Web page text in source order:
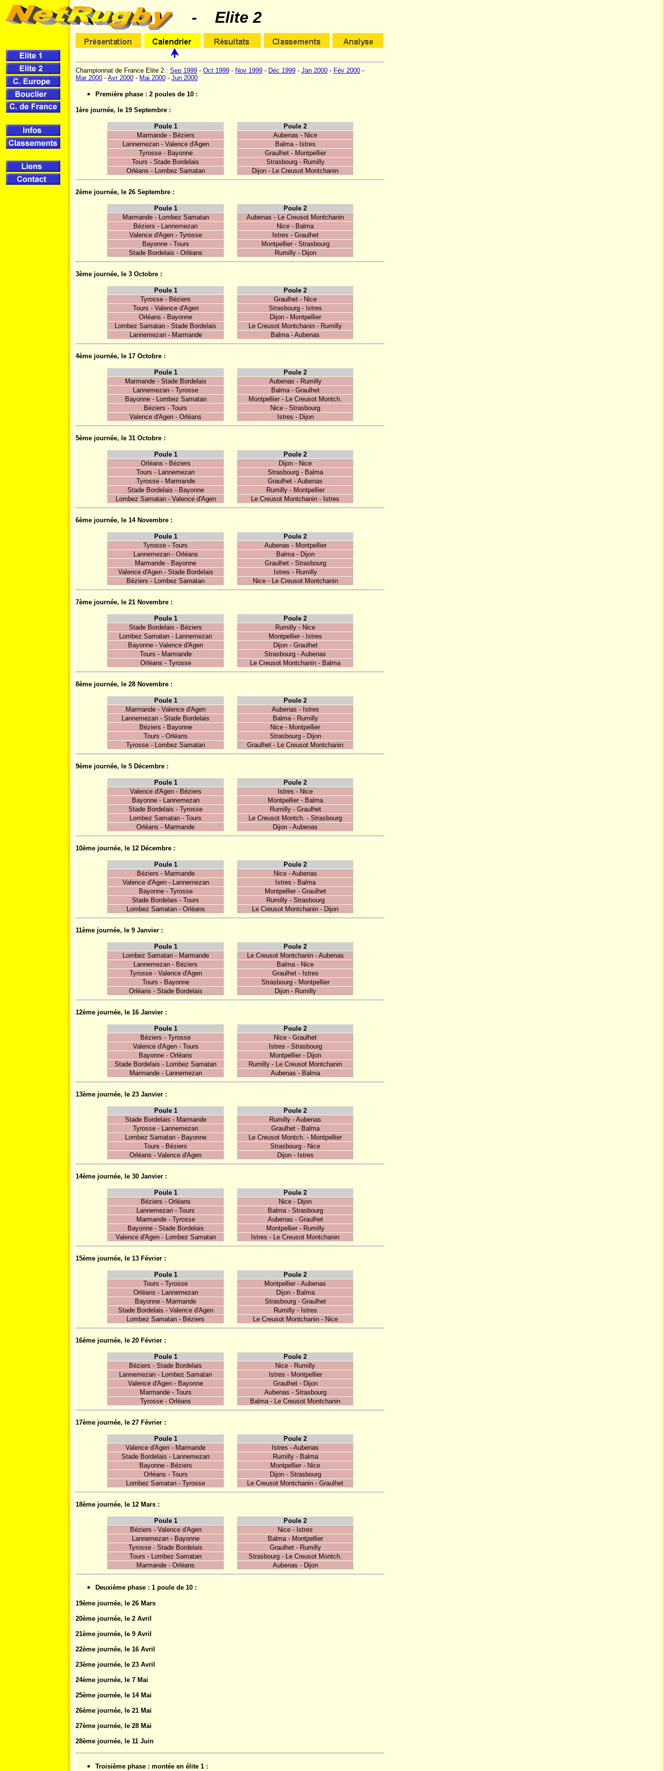
- Elite 2
Championnat de France Elite 2 : Sep 1999 - Oct 1999 - Nov 1999 - Déc 1999 - Jan 2000 - Fév 2000 -
Mar 2000 - Avr 2000 - Mai 2000 - Jun 2000
Première phase : 2 poules de 10 :
1ère journée, le 19 Septembre :
Poule 1
Poule 2
Marmande - Béziers
Aubenas - Nice
Lannemezan - Valence d'Agen
Balma - Istres
Tyrosse - Bayonne
Graulhet - Montpellier
Tours - Stade Bordelais
Strasbourg - Rumilly
Orléans - Lombez Samatan
Dijon - Le Creusot Montchanin
2ème journée, le 26 Septembre :
Poule 1
Poule 2
Marmande - Lombez Samatan
Aubenas - Le Creusot Montchanin
Béziers - Lannemezan
Nice - Balma
Valence d'Agen - Tyrosse
Istres - Graulhet
Bayonne - Tours
Montpellier - Strasbourg
Stade Bordelais - Orléans
Rumilly - Dijon
3ème journée, le 3 Octobre :
Poule 1
Poule 2
Tyrosse - Béziers
Graulhet - Nice
Tours - Valence d'Agen
Strasbourg - Istres
Orléans - Bayonne
Dijon - Montpellier
Lombez Samatan - Stade Bordelais
Le Creusot Montchanin - Rumilly
Lannemezan - Marmande
Balma - Aubenas
4ème journée, le 17 Octobre :
Poule 1
Poule 2
Marmande - Stade Bordelais
Aubenas - Rumilly
Lannemezan - Tyrosse
Balma - Graulhet
Bayonne - Lombez Samatan
Montpellier - Le Creusot Montch.
Béziers - Tours
Nice - Strasbourg
Valence d'Agen - Orléans
Istres - Dijon
5ème journée, le 31 Octobre :
Poule 1
Poule 2
Orléans - Béziers
Dijon - Nice
Tours - Lannemezan
Strasbourg - Balma
Tyrosse - Marmande
Graulhet - Aubenas
Stade Bordelais - Bayonne
Rumilly - Montpellier
Lombez Samatan - Valence d'Agen
Le Creusot Montchanin - Istres
6ème journée, le 14 Novembre :
Poule 1
Poule 2
Tyrosse - Tours
Aubenas - Montpellier
Lannemezan - Orléans
Balma - Dijon
Marmande - Bayonne
Graulhet - Strasbourg
Valence d'Agen - Stade Bordelais
Istres - Rumilly
Béziers - Lombez Samatan
Nice - Le Creusot Montchanin
7ème journée, le 21 Novembre :
Poule 1
Poule 2
Stade Bordelais - Béziers
Rumilly - Nice
Lombez Samatan - Lannemezan
Montpellier - Istres
Bayonne - Valence d'Agen
Dijon - Graulhet
Tours - Marmande
Strasbourg - Aubenas
Orléans - Tyrosse
Le Creusot Montchanin - Balma
8ème journée, le 28 Novembre :
Poule 1
Poule 2
Marmande - Valence d'Agen
Aubenas - Istres
Lannemezan - Stade Bordelais
Balma - Rumilly
Béziers - Bayonne
Nice - Montpellier
Tours - Orléans
Strasbourg - Dijon
Tyrosse - Lombez Samatan
Graulhet - Le Creusot Montchanin
9ème journée, le 5 Décembre :
Poule 1
Poule 2
Valence d'Agen - Béziers
Istres - Nice
Bayonne - Lannemezan
Montpellier - Balma
Stade Bordelais - Tyrosse
Rumilly - Graulhet
Lombez Samatan - Tours
Le Creusot Montch. - Strasbourg
Orléans - Marmande
Dijon - Aubenas
10ème journée, le 12 Décembre :
Poule 1
Poule 2
Béziers - Marmande
Nice - Aubenas
Valence d'Agen - Lannemezan
Istres - Balma
Bayonne - Tyrosse
Montpellier - Graulhet
Stade Bordelais - Tours
Rumilly - Strasbourg
Lombez Samatan - Orléans
Le Creusot Montchanin - Dijon
11ème journée, le 9 Janvier :
Poule 1
Poule 2
Lombez Samatan - Marmande
Le Creusot Montchanin - Aubenas
Lannemezan - Béziers
Balma - Nice
Tyrosse - Valence d'Agen
Graulhet - Istres
Tours - Bayonne
Strasbourg - Montpellier
Orléans - Stade Bordelais
Dijon - Rumilly
12ème journée, le 16 Janvier :
Poule 1
Poule 2
Béziers - Tyrosse
Nice - Graulhet
Valence d'Agen - Tours
Istres - Strasbourg
Bayonne - Orléans
Montpellier - Dijon
Stade Bordelais - Lombez Samatan
Rumilly - Le Creusot Montchanin
Marmande - Lannemezan
Aubenas - Balma
13ème journée, le 23 Janvier :
Poule 1
Poule 2
Stade Bordelais - Marmande
Rumilly - Aubenas
Tyrosse - Lannemezan
Graulhet - Balma
Lombez Samatan - Bayonne
Le Creusot Montch. - Montpellier
Tours - Béziers
Strasbourg - Nice
Orléans - Valence d'Agen
Dijon - Istres
14ème journée, le 30 Janvier :
Poule 1
Poule 2
Béziers - Orléans
Nice - Dijon
Lannemezan - Tours
Balma - Strasbourg
Marmande - Tyrosse
Aubenas - Graulhet
Bayonne - Stade Bordelais
Montpellier - Rumilly
Valence d'Agen - Lombez Samatan
Istres - Le Creusot Montchanin
15ème journée, le 13 Février :
Poule 1
Poule 2
Tours - Tyrosse
Montpellier - Aubenas
Orléans - Lannemezan
Dijon - Balma
Bayonne - Marmande
Strasbourg - Graulhet
Stade Bordelais - Valence d'Agen
Rumilly - Istres
Lombez Samatan - Béziers
Le Creusot Montchanin - Nice
16ème journée, le 20 Février :
Poule 1
Poule 2
Béziers - Stade Bordelais
Nice - Rumilly
Lannemezan - Lombez Samatan
Istres - Montpellier
Valence d'Agen - Bayonne
Graulhet - Dijon
Marmande - Tours
Aubenas - Strasbourg
Tyrosse - Orléans
Balma - Le Creusot Montchanin
17ème journée, le 27 Février :
Poule 1
Poule 2
Valence d'Agen - Marmande
Istres - Aubenas
Stade Bordelais - Lannemezan
Rumilly - Balma
Bayonne - Béziers
Montpellier - Nice
Orléans - Tours
Dijon - Strasbourg
Lombez Samatan - Tyrosse
Le Creusot Montchanin - Graulhet
18ème journée, le 12 Mars :
Poule 1
Poule 2
Béziers - Valence d'Agen
Nice - Istres
Lannemezan - Bayonne
Balma - Montpellier
Tyrosse - Stade Bordelais
Graulhet - Rumilly
Tours - Lombez Samatan
Strasbourg - Le Creusot Montch.
Marmande - Orléans
Aubenas - Dijon
Deuxième phase : 1 poule de 10 :
19ème journée, le 26 Mars
20ème journée, le 2 Avril
21ème journée, le 9 Avril
22ème journée, le 16 Avril
23ème journée, le 23 Avril
24ème journée, le 7 Mai
25ème journée, le 14 Mai
26ème journée, le 21 Mai
27ème journée, le 28 Mai
28ème journée, le 11 Juin
Troisième phase : montée en élite 1 :